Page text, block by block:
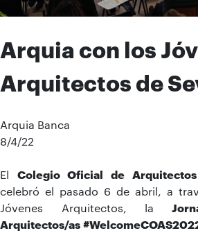
Arquia con los
Arquitectos de
Arquia Banca
8/4/22
El Colegio Oficial de
celebró el pasado 6 de abril, a
Jóvenes Arquitectos, la
Arquitectos/as